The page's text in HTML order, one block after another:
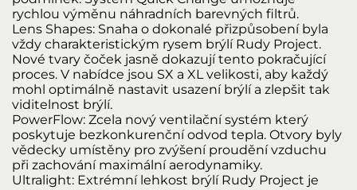
rychlou výměnu náhradních barevných filtrů.
Lens Shapes: Snaha o dokonalé přizpůsobení byla
vždy charakteristickým rysem brýlí Rudy Project.
Nové tvary čoček jasně dokazují tento pokračující
proces. V nabídce jsou SX a XL velikosti, aby každý
mohl optimálně nastavit usazení brýlí a zlepšit tak
viditelnost brýlí.
PowerFlow: Zcela nový ventilační systém který
poskytuje bezkonkurenční odvod tepla. Otvory byly
vědecky umístěny pro zvýšení proudění vzduchu
při zachování maximální aerodynamiky.
Ultralight: Extrémní lehkost brýlí Rudy Project je